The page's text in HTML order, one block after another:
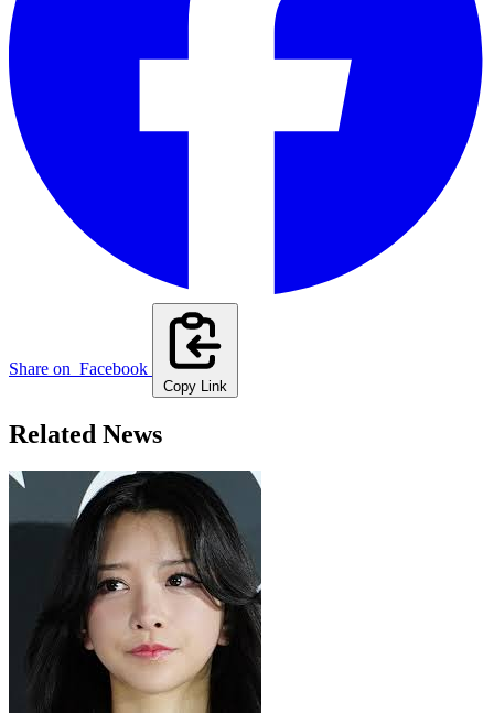
Share on Facebook
Copy Link
Related News